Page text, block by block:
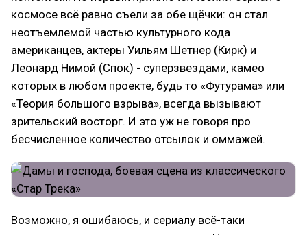
космосе всё равно съели за обе щёчки: он стал
неотъемлемой частью культурного кода
американцев, актеры Уильям Шетнер (Кирк) и
Леонард Нимой (Спок) - суперзвездами, камео
которых в любом проекте, будь то «Футурама» или
«Теория большого взрыва», всегда вызывают
зрительский восторг. И это уж не говоря про
бесчисленное количество отсылок и оммажей.
Возможно, я ошибаюсь, и сериалу всё-таки